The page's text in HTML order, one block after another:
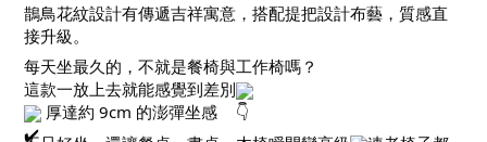
鵲鳥花紋設計有傳遞吉祥寓意，搭配提把設計布藝，質感直
接升級。
每天坐最久的，不就是餐椅與工作椅嗎？
這款一放上去就能感覺到差別
厚達約 9cm 的澎彈坐感